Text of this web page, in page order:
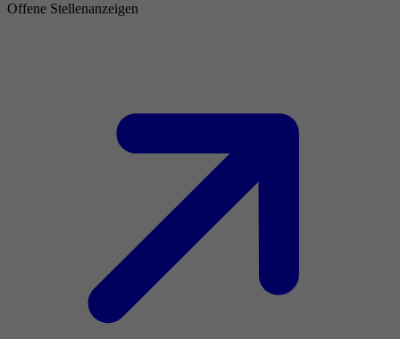
Offene Stellenanzeigen